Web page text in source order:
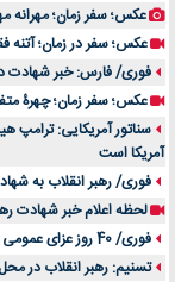
عکس؛ سفر زمان؛ مهرانه
عکس؛ سفر در زمان؛ آتنه فقیه نصیری در 23 سالگی
فوری/ فارس: خبر شهادت
عکس؛ سفر زمان؛ چهرۀ متفاوت میترا
سناتور آمریکایی: ترامپ
آمریکا است
فوری/ رهبر انقلاب به
لحظه اعلام خبر شهادت
فوری/ 40 روز عزای عمومی و 7 روز تعطیلی عمومی در ایران اعلام شد
تسنیم: رهبر انقلاب در